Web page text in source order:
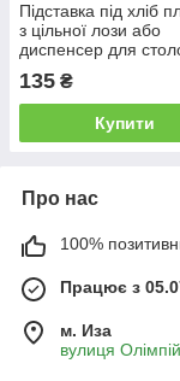
Підставка під хліб
з цільної лози або
диспенсер для
135 ₴
Купити
Про нас
100%
Працює з
м. Иза
вулиця